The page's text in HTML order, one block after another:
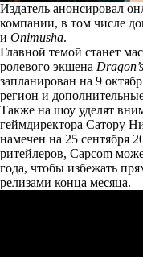
Издатель анонсировал
компании, в том числе
и Onimusha.
Главной темой станет
ролевого экшена
запланирован на 9
регион и
Также на шоу уделят
геймдиректора Сатору
намечен на 25 сентября
ритейлеров, Capcom
года, чтобы избежать
релизами конца месяца.